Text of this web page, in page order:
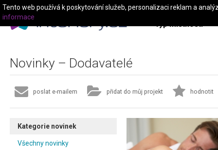
Typ místnosti
Novinky – Dodavatelé
poslat e-mailem přidat do můj projekt hodnotit
Kategorie novinek
Všechny novinky
Tento web používá k poskytování služeb, personalizaci reklam a
informace